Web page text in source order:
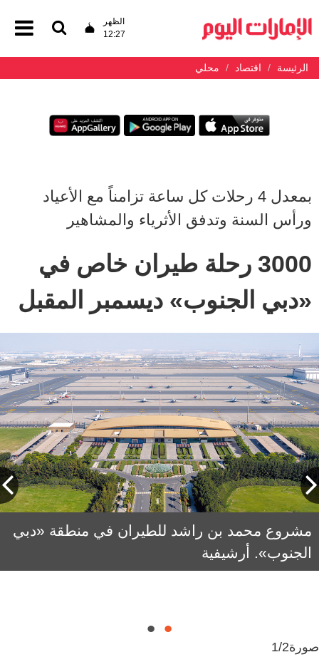
الظهر
12:27
الرئيسة اقتصاد محلي
بمعدل 4 رحلات كل ساعة تزامناً مع الأعياد
ورأس السنة وتدفق الأثرياء والمشاهير
3000 رحلة طيران خاص في
«دبي الجنوب» ديسمبر المقبل
مشروع محمد بن راشد للطيران في منطقة «دبي
الجنوب». أرشيفية
طحنون سيف: الأرقام تعكس الزيادة المستمرة
في حركة الزوار، وارتفاع الطلب على السفر،
ومكانة دبي واحدة من أبرز الوجهات العالمية خلال
صورة1/2